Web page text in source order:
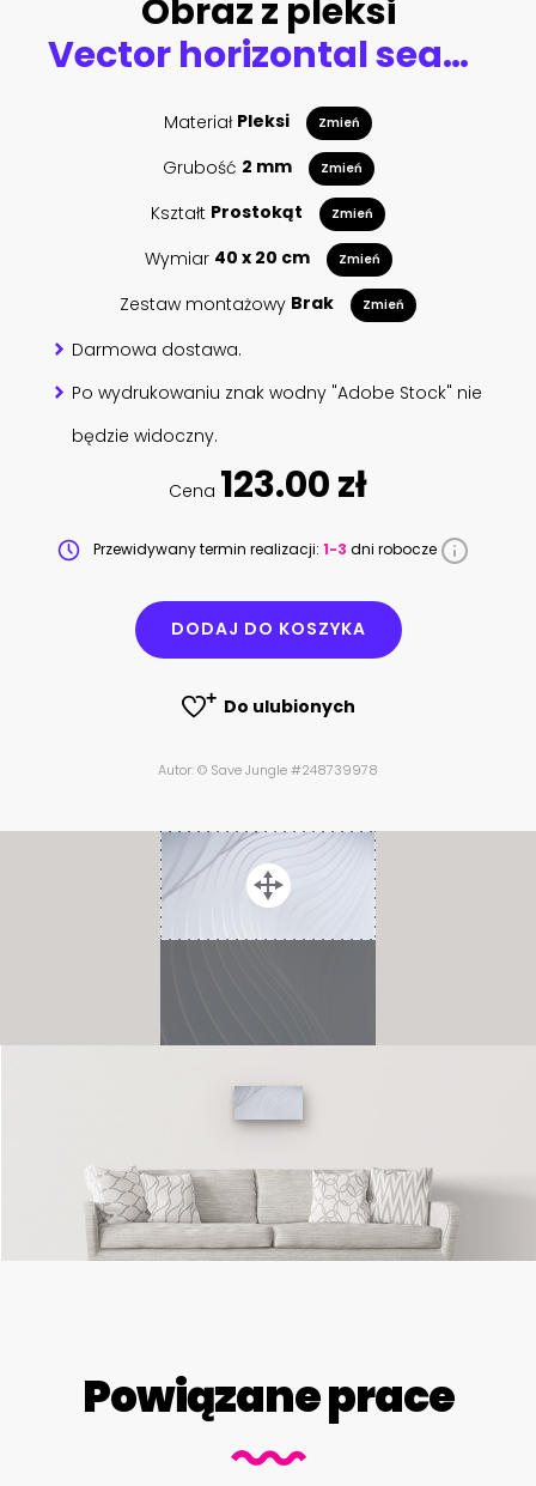
Obraz z pleksi
Vector horizontal seamless tropical rainforest Jungle forest background
Materiał Pleksi Zmień
Grubość 2 mm Zmień
Kształt Prostokąt Zmień
Wymiar 40 x 20 cm Zmień
Zestaw montażowy Brak Zmień
Darmowa dostawa.
Po wydrukowaniu znak wodny "Adobe Stock" nie
będzie widoczny.
Cena 123.00 zł
Przewidywany termin realizacji: 1-3 dni robocze
DODAJ DO KOSZYKA
Do ulubionych
Autor: © Save Jungle #248739978
Powiązane prace